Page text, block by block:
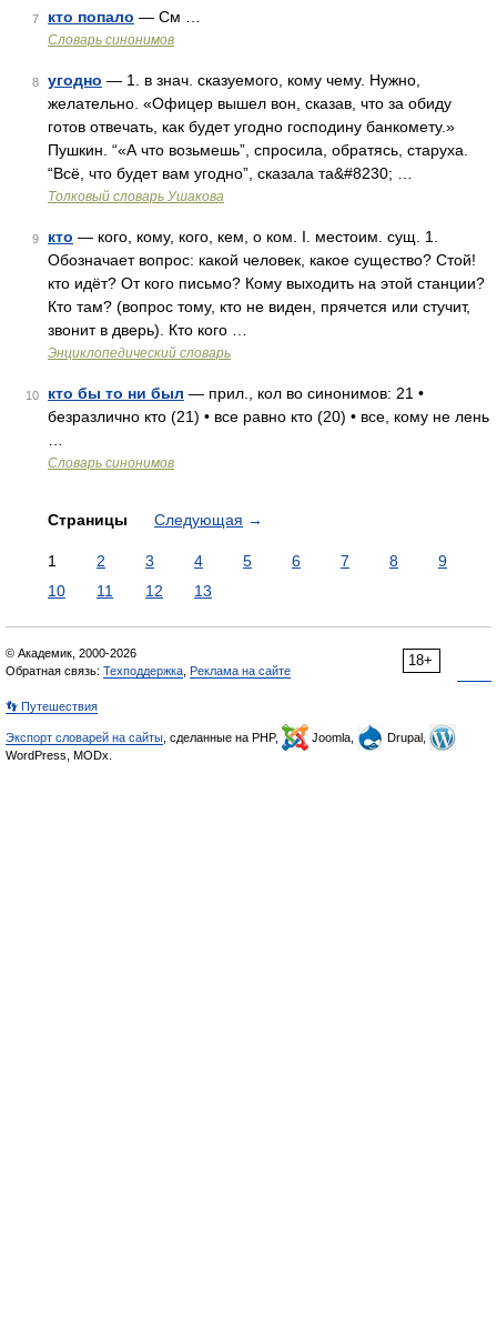
7 кто попало — См …
Словарь синонимов
8 угодно — 1. в знач. сказуемого, кому чему. Нужно,
желательно. «Офицер вышел вон, сказав, что за обиду
готов отвечать, как будет угодно господину банкомету.»
Пушкин. “«А что возьмешь”, спросила, обратясь, старуха.
“Всё, что будет вам угодно”, сказала та&#8230; …
Толковый словарь Ушакова
9 кто — кого, кому, кого, кем, о ком. I. местоим. сущ. 1.
Обозначает вопрос: какой человек, какое существо? Стой!
кто идёт? От кого письмо? Кому выходить на этой станции?
Кто там? (вопрос тому, кто не виден, прячется или стучит,
звонит в дверь). Кто кого …
Энциклопедический словарь
10 кто бы то ни был — прил., кол во синонимов: 21 •
безразлично кто (21) • все равно кто (20) • все, кому не лень
Словарь синонимов
Страницы Следующая →
1 2 3 4 5 6 7 8
9
10
11 12 13
18+
© Академик, 2000-2026
Обратная связь: Техподдержка Реклама на сайте
👣 Путешествия
Экспорт словарей на сайты , сделанные на PHP, Joomla,
Drupal,
WordPress, MODx.